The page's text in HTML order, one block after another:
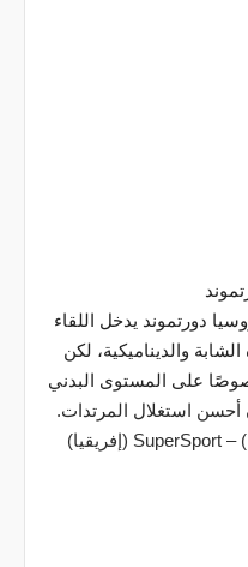
دورتموند يدخل اللقاء
والديناميكية، لكن
على المستوى البدني
أحسن استغلال المرتدات.